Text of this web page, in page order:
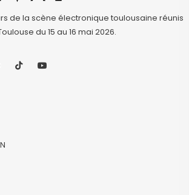
de la scène électronique toulousaine réunis
du 15 au 16 mai 2026.